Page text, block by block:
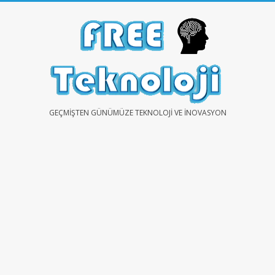
FREEGEÇMIŞTEN GÜNÜMÜZE TEKNOLOJI VE İNOVASYON